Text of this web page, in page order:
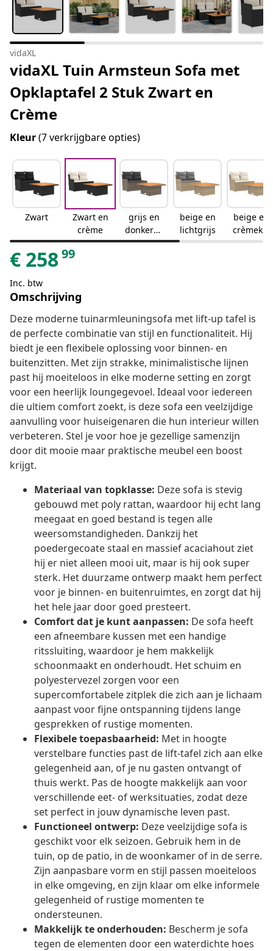
vidaXL
vidaXL Tuin Armsteun Sofa met
Opklaptafel 2 Stuk Zwart en
Crème
Kleur(7 verkrijgbare opties)
Zwart
Zwart en
crème
grijs en
donkergr
ijs
beige en
lichtgrijs
beige en
crèmekle
urig
€ 25899
Inc. btw
Omschrijving
Deze moderne tuinarmleuningsofa met lift-up tafel is
de perfecte combinatie van stijl en functionaliteit. Hij
biedt je een flexibele oplossing voor binnen- en
buitenzitten. Met zijn strakke, minimalistische lijnen
past hij moeiteloos in elke moderne setting en zorgt
voor een heerlijk loungegevoel. Ideaal voor iedereen
die ultiem comfort zoekt, is deze sofa een veelzijdige
aanvulling voor huiseigenaren die hun interieur willen
verbeteren. Stel je voor hoe je gezellige samenzijn
door dit mooie maar praktische meubel een boost
krijgt.
Materiaal van topklasse: Deze sofa is stevig
gebouwd met poly rattan, waardoor hij echt lang
meegaat en goed bestand is tegen alle
weersomstandigheden. Dankzij het
poedergecoate staal en massief acaciahout ziet
hij er niet alleen mooi uit, maar is hij ook super
sterk. Het duurzame ontwerp maakt hem perfect
voor je binnen- en buitenruimtes, en zorgt dat hij
het hele jaar door goed presteert.
Comfort dat je kunt aanpassen: De sofa heeft
een afneembare kussen met een handige
ritssluiting, waardoor je hem makkelijk
schoonmaakt en onderhoudt. Het schuim en
polyestervezel zorgen voor een
supercomfortabele zitplek die zich aan je lichaam
aanpast voor fijne ontspanning tijdens lange
gesprekken of rustige momenten.
Flexibele toepasbaarheid: Met in hoogte
verstelbare functies past de lift-tafel zich aan elke
gelegenheid aan, of je nu gasten ontvangt of
thuis werkt. Pas de hoogte makkelijk aan voor
verschillende eet- of werksituaties, zodat deze
set perfect in jouw dynamische leven past.
Functioneel ontwerp: Deze veelzijdige sofa is
geschikt voor elk seizoen. Gebruik hem in de
tuin, op de patio, in de woonkamer of in de serre.
Zijn aanpasbare vorm en stijl passen moeiteloos
in elke omgeving, en zijn klaar om elke informele
gelegenheid of rustige momenten te
ondersteunen.
Makkelijk te onderhouden: Bescherm je sofa
tegen de elementen door een waterdichte hoes